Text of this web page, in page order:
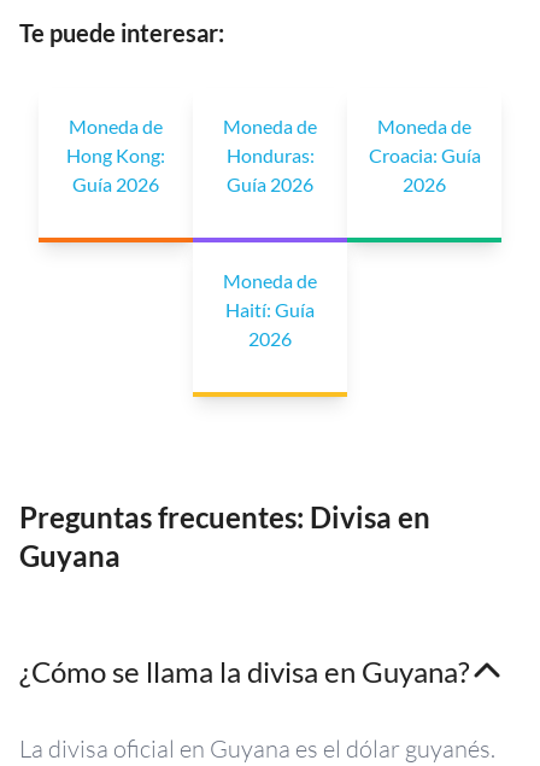
Te puede interesar:
Moneda de
Hong Kong:
Guía 2026
Moneda de
Honduras:
Guía 2026
Moneda de
Croacia: Guía
2026
Moneda de
Haití: Guía
2026
Preguntas frecuentes: Divisa en
Guyana
¿Cómo se llama la divisa en Guyana?
La divisa oficial en Guyana es el dólar guyanés.